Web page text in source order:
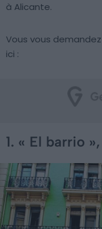
à Alicante.
Vous vous
ici :
1. « El barrio